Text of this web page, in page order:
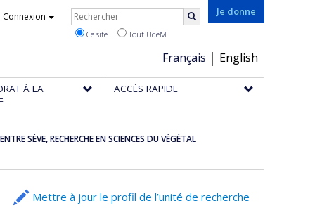
Je donne
Choix
de
la
Français English
Connexion Rechercher
Ce site Tout UdeM
À LA ACCÈS RAPIDE
SÈVE, RECHERCHE EN SCIENCES DU VÉGÉTAL
Mettre à jour le profil de l’unité de recherche